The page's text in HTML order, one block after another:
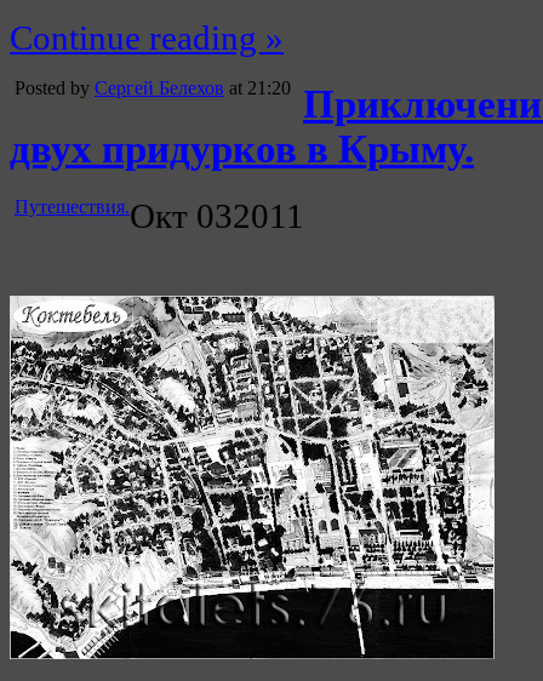
Continue reading »
Posted by Сергей Белехов at 21:20
двух придурков в Крыму.
Путешествия.Окт 032011